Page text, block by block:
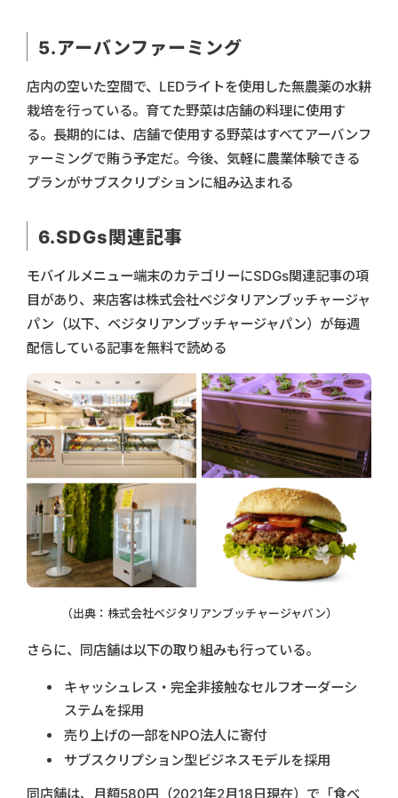
5.アーバンファーミング
店内の空いた空間で、LEDライトを使用した無農薬の水耕
栽培を行っている。育てた野菜は店舗の料理に使用す
る。長期的には、店舗で使用する野菜はすべてアーバンフ
ァーミングで賄う予定だ。今後、気軽に農業体験できる
プランがサブスクリプションに組み込まれる
6.SDGs関連記事
モバイルメニュー端末のカテゴリーにSDGs関連記事の項
目があり、来店客は株式会社ベジタリアンブッチャージャ
パン（以下、ベジタリアンブッチャージャパン）が毎週
配信している記事を無料で読める
（出典：株式会社ベジタリアンブッチャージャパン）
さらに、同店舗は以下の取り組みも行っている。
キャッシュレス・完全非接触なセルフオーダーシ
ステムを採用
売り上げの一部をNPO法人に寄付
サブスクリプション型ビジネスモデルを採用
同店舗は、月額580円（2021年2月18日現在）で「食べ